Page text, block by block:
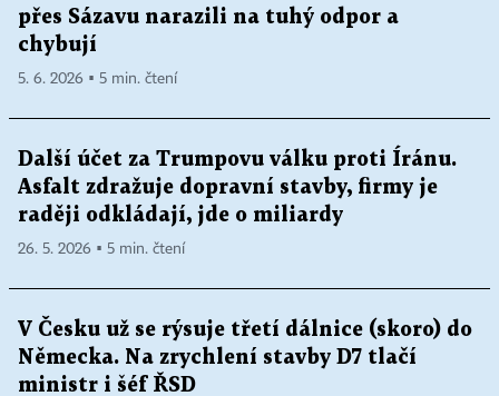
přes Sázavu narazili na tuhý odpor a
chybují
5. 6. 2026 ▪ 5 min. čtení
Další účet za Trumpovu válku proti Íránu.
Asfalt zdražuje dopravní stavby, firmy je
raději odkládají, jde o miliardy
26. 5. 2026 ▪ 5 min. čtení
V Česku už se rýsuje třetí dálnice (skoro) do
Německa. Na zrychlení stavby D7 tlačí
ministr i šéf ŘSD